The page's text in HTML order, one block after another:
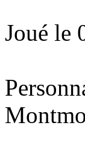
Joué le